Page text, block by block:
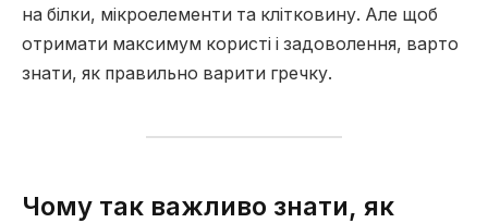
на білки, мікроелементи та клітковину. Але щоб
отримати максимум користі і задоволення, варто
знати, як правильно варити гречку.
Чому так важливо знати, як